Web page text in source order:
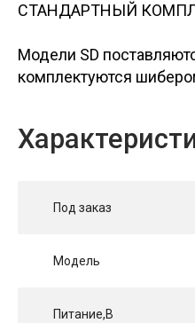
СТАНДАРТНЫЙ
Модели SD
комплектуются
Под заказ
Модель
Питание,В